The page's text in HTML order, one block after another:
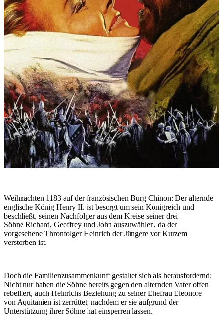
Weihnachten 1183 auf der französischen Burg Chinon: Der alternde
englische König Henry II. ist besorgt um sein Königreich und
beschließt, seinen Nachfolger aus dem Kreise seiner drei
Söhne Richard, Geoffrey und John auszuwählen, da der
vorgesehene Thronfolger Heinrich der Jüngere vor Kurzem
verstorben ist.
Doch die Familienzusammenkunft gestaltet sich als herausfordernd:
Nicht nur haben die Söhne bereits gegen den alternden Vater offen
rebelliert, auch Heinrichs Beziehung zu seiner Ehefrau Eleonore
von Aquitanien ist zerrüttet, nachdem er sie aufgrund der
Unterstützung ihrer Söhne hat einsperren lassen.